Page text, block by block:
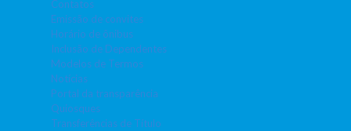
Contatos
Emissão de convites
Horário de ônibus
Inclusão de Dependentes
Modelos de Termos
Notícias
Portal da transparência
Quiosques
Transferências de Título